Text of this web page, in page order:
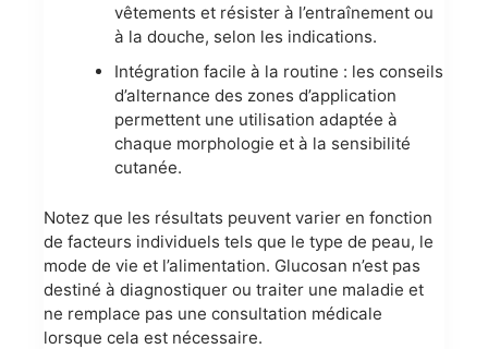
vêtements et résister à l’entraînement ou
à la douche, selon les indications.
Intégration facile à la routine : les conseils
d’alternance des zones d’application
permettent une utilisation adaptée à
chaque morphologie et à la sensibilité
cutanée.
Notez que les résultats peuvent varier en fonction
de facteurs individuels tels que le type de peau, le
mode de vie et l’alimentation. Glucosan n’est pas
destiné à diagnostiquer ou traiter une maladie et
ne remplace pas une consultation médicale
lorsque cela est nécessaire.